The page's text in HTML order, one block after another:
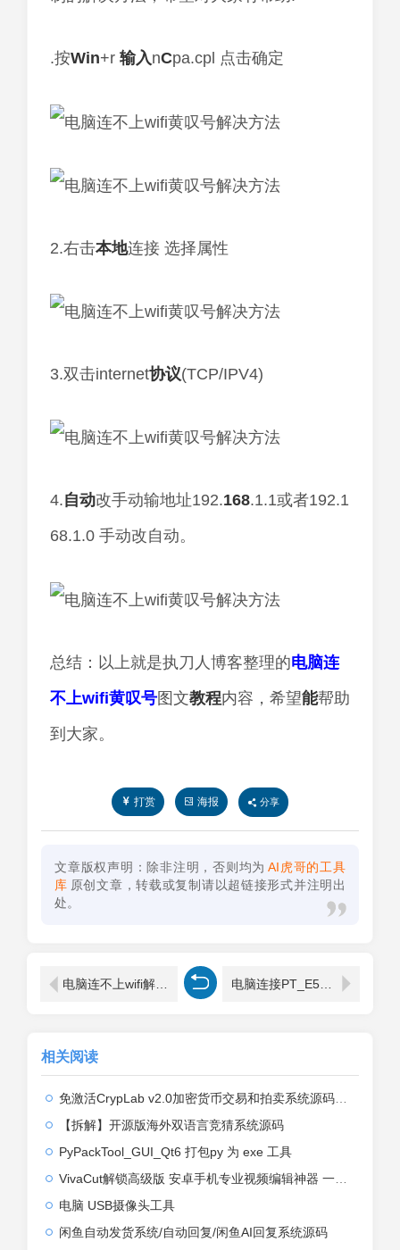
.按Win+r 输入nCpa.cpl 点击确定
2.右击本地连接 选择属性
3.双击internet协议(TCP/IPV4)
4.自动改手动输地址192.168.1.1或者192.1
68.1.0 手动改自动。
总结：以上就是执刀人博客整理的电脑连
不上wifi黄叹号图文教程内容，希望能帮助
到大家。
打赏 海报 分享
文章版权声明：除非注明，否则均为 AI虎哥的工具
库 原创文章，转载或复制请以超链接形式并注明出
处。
相关阅读
免激活CrypLab v2.0加密货币交易和拍卖系统源码，前台新增中文后台全部汉化
【拆解】开源版海外双语言竞猜系统源码
PyPackTool_GUI_Qt6 打包py 为 exe 工具
VivaCut解锁高级版 安卓手机专业视频编辑神器 一键式AI加持
电脑 USB摄像头工具
闲鱼自动发货系统/自动回复/闲鱼AI回复系统源码